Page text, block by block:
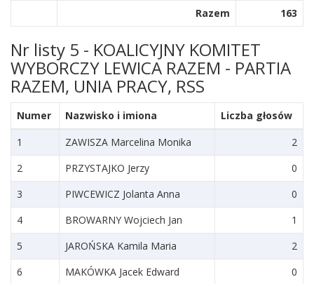
Razem 163
Nr listy 5 - KOALICYJNY KOMITET
WYBORCZY LEWICA RAZEM - PARTIA
RAZEM, UNIA PRACY, RSS
Numer Nazwisko i imiona
Liczba głosów
1
ZAWISZA Marcelina Monika
2
2
PRZYSTAJKO Jerzy
0
3
PIWCEWICZ Jolanta Anna
0
4
BROWARNY Wojciech Jan
1
5
JAROŃSKA Kamila Maria
2
6
MAKÓWKA Jacek Edward
0